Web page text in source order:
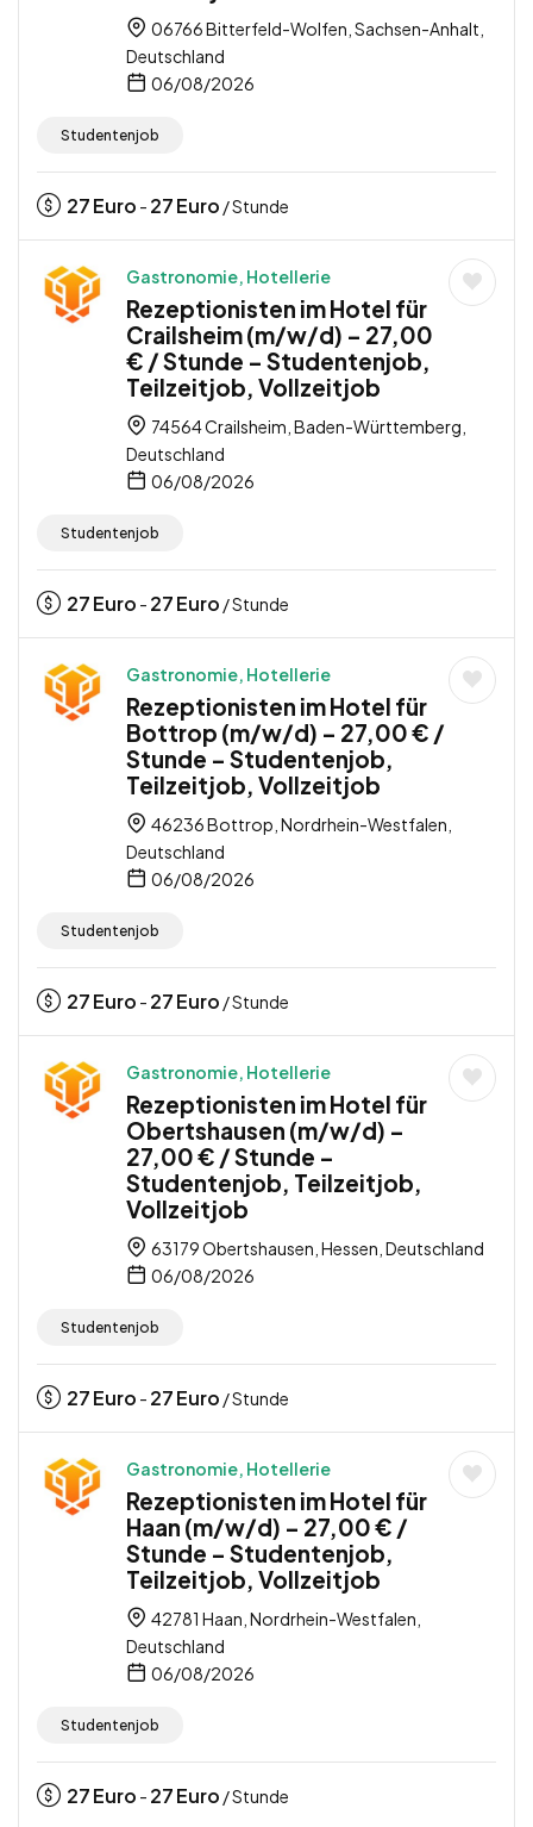
06766 Bitterfeld-Wolfen, Sachsen-Anhalt,
Deutschland
06/08/2026
Studentenjob
27Euro - 27Euro / Stunde
Gastronomie, Hotellerie
Rezeptionisten im Hotel für
Crailsheim (m/w/d) – 27,00
€ / Stunde – Studentenjob,
Teilzeitjob, Vollzeitjob
74564 Crailsheim, Baden-Württemberg,
Deutschland
06/08/2026
Studentenjob
27Euro - 27Euro / Stunde
Gastronomie, Hotellerie
Rezeptionisten im Hotel für
Bottrop (m/w/d) – 27,00 € /
Stunde – Studentenjob,
Teilzeitjob, Vollzeitjob
46236 Bottrop, Nordrhein-Westfalen,
Deutschland
06/08/2026
Studentenjob
27Euro - 27Euro / Stunde
Gastronomie, Hotellerie
Rezeptionisten im Hotel für
Obertshausen (m/w/d) –
27,00 € / Stunde –
Studentenjob, Teilzeitjob,
Vollzeitjob
63179 Obertshausen, Hessen, Deutschland
06/08/2026
Studentenjob
27Euro - 27Euro / Stunde
Gastronomie, Hotellerie
Rezeptionisten im Hotel für
Haan (m/w/d) – 27,00 € /
Stunde – Studentenjob,
Teilzeitjob, Vollzeitjob
42781 Haan, Nordrhein-Westfalen,
Deutschland
06/08/2026
Studentenjob
27Euro - 27Euro / Stunde